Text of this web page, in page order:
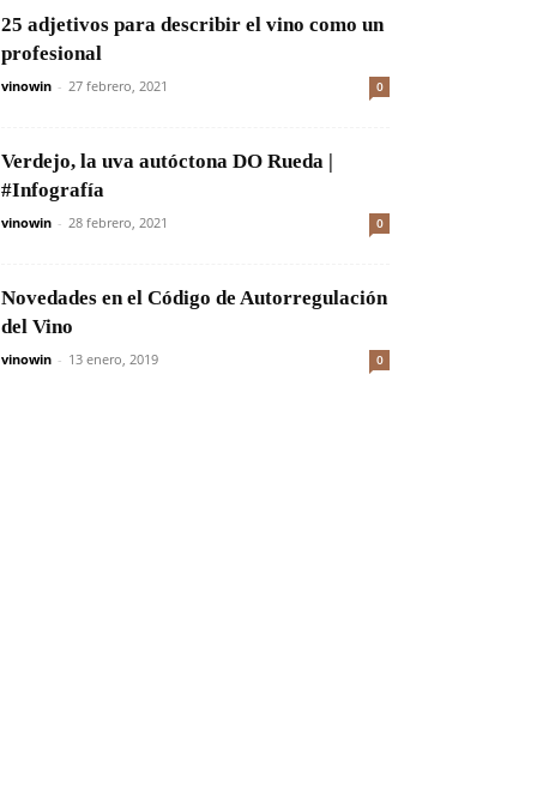
25 adjetivos para describir el vino como un
profesional
vinowin - 27 febrero, 2021 0
Verdejo, la uva autóctona DO Rueda |
#Infografía
vinowin - 28 febrero, 2021 0
Novedades en el Código de Autorregulación
del Vino
vinowin - 13 enero, 2019 0